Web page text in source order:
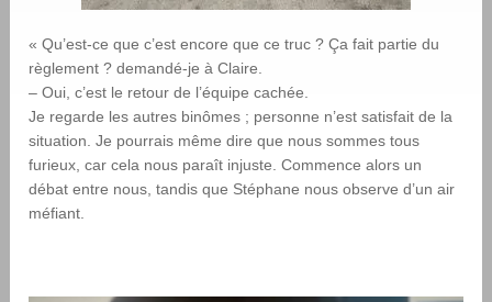
« Qu’est-ce que c’est encore que ce truc ? Ça fait partie du
règlement ? demandé-je à Claire.
– Oui, c’est le retour de l’équipe cachée.
Je regarde les autres binômes ; personne n’est satisfait de la
situation. Je pourrais même dire que nous sommes tous
furieux, car cela nous paraît injuste. Commence alors un
débat entre nous, tandis que Stéphane nous observe d’un air
méfiant.